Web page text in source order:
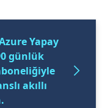
Yapay
günlük
akıllı